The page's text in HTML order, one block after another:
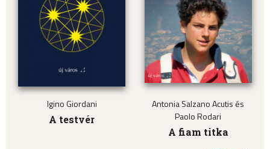
Igino Giordani
A testvér
Antonia Salzano Acutis és
Paolo Rodari
A fiam titka